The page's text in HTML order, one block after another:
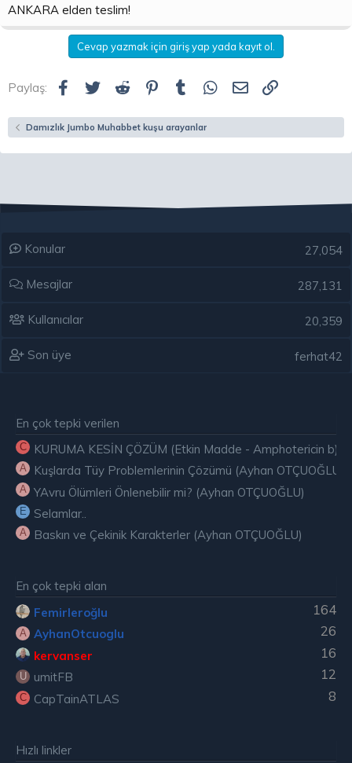
ANKARA elden teslim!
Cevap yazmak için giriş yap yada kayıt ol.
Paylaş: Facebook
TwitterReddit Pinterest
Tumblr WhatsApp
E-postaLink
Damızlık Jumbo Muhabbet kuşu arayanlar
Konular 27,054
Mesajlar 287,131
Kullanıcılar 20,359
Son üye ferhat42
En çok tepki verilen
C KURUMA KESİN ÇÖZÜM (Etkin Madde - Amphotericin b)
A Kuşlarda Tüy Problemlerinin Çözümü (Ayhan OTÇUOĞLU)
A YAvru Ölümleri Önlenebilir mi? (Ayhan OTÇUOĞLU)
E Selamlar..
A Baskın ve Çekinik Karakterler (Ayhan OTÇUOĞLU)
En çok tepki alan
164
Femirleroğlu
A 26
AyhanOtcuoglu
16
kervanser
U 12
umitFB
C 8
CapTainATLAS
Hızlı linkler